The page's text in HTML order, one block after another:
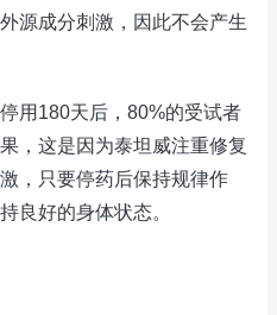
源成分刺激，因此不会产生
180天后，80%的受试者
，这是因为泰坦威注重修复
，只要停药后保持规律作
良好的身体状态。